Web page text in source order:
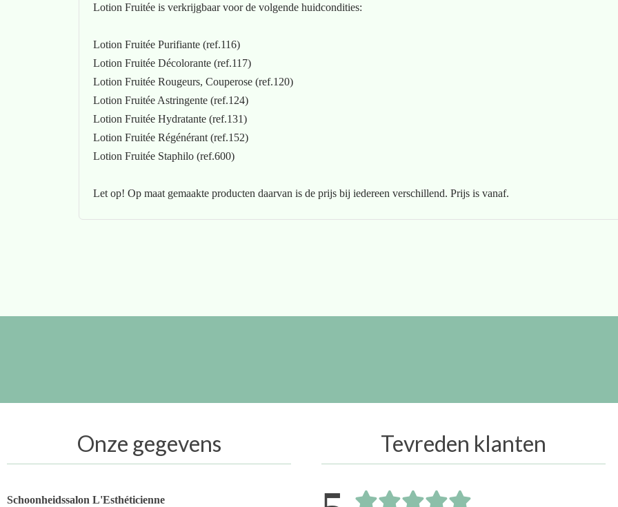
Lotion Fruitée is verkrijgbaar voor de volgende huidcondities:
Lotion Fruitée Purifiante (ref.116)
Lotion Fruitée Décolorante (ref.117)
Lotion Fruitée Rougeurs, Couperose (ref.120)
Lotion Fruitée Astringente (ref.124)
Lotion Fruitée Hydratante (ref.131)
Lotion Fruitée Régénérant (ref.152)
Lotion Fruitée Staphilo (ref.600)
Let op! Op maat gemaakte producten daarvan is de prijs bij iedereen verschillend. Prijs is vanaf.
Onze gegevens
Schoonheidssalon L'Esthéticienne
Tevreden klanten